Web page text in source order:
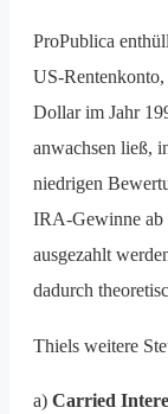
ProPublica
US-
Dollar im Jahr
anwachsen ließ,
niedrigen
IRA-Gewinne ab
ausgezahlt
dadurch
Thiels weitere
a) Carried